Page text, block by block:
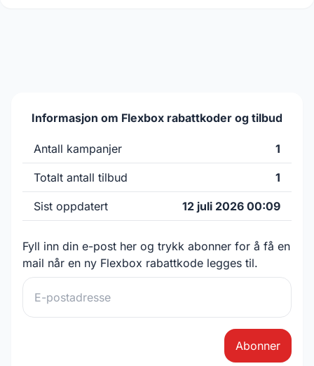
Informasjon om Flexbox rabattkoder og tilbud
Antall kampanjer 1
Totalt antall tilbud 1
Sist oppdatert 12 juli 2026 00:09
Fyll inn din e-post her og trykk abonner for å få en
mail når en ny Flexbox rabattkode legges til.
Abonner